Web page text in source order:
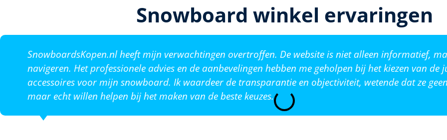
Snowboard winkel ervaringen
SnowboardsKopen.nl heeft mijn verwachtingen overtroffen. De website is niet alleen informatief,
navigeren. Het professionele advies en de aanbevelingen hebben me geholpen bij het kiezen van de
accessoires voor mijn snowboard. Ik waardeer de transparantie en objectiviteit, wetende dat ze
maar echt willen helpen bij het maken van de beste keuzes.